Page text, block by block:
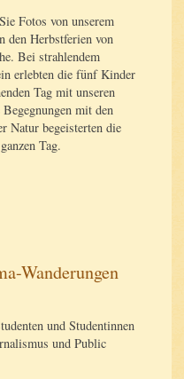
Fotos von unserem
den Herbstferien von
Bei strahlendem
erlebten die fünf Kinder
Tag mit unseren
mit den
Natur begeisterten die
Tag.
Wanderungen
und Studentinnen
und Public